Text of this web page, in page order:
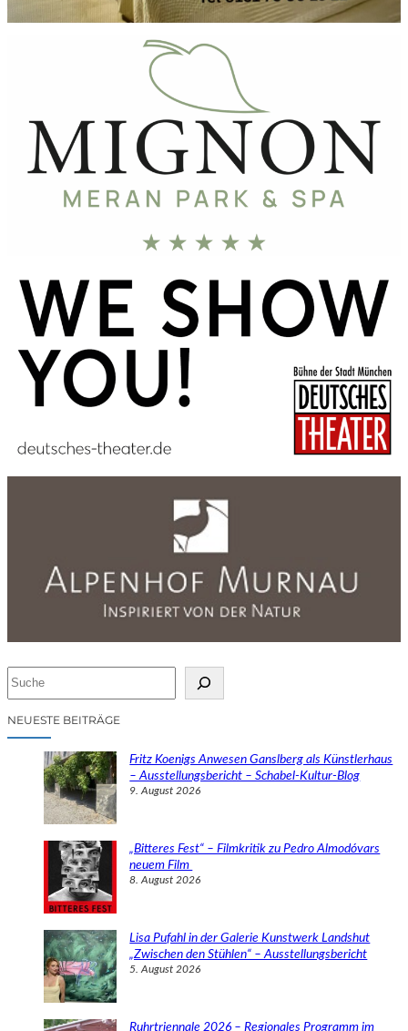
cNEUESTE BEITRÄGE
Fritz Koenigs Anwesen Ganslberg als Künstlerhaus
– Ausstellungsbericht – Schabel-Kultur-Blog
9. August 2026
„Bitteres Fest“ – Filmkritik zu Pedro Almodóvars
neuem Film
8. August 2026
Lisa Pufahl in der Galerie Kunstwerk Landshut
„Zwischen den Stühlen“ – Ausstellungsbericht
5. August 2026
Ruhrtriennale 2026 – Regionales Programm im